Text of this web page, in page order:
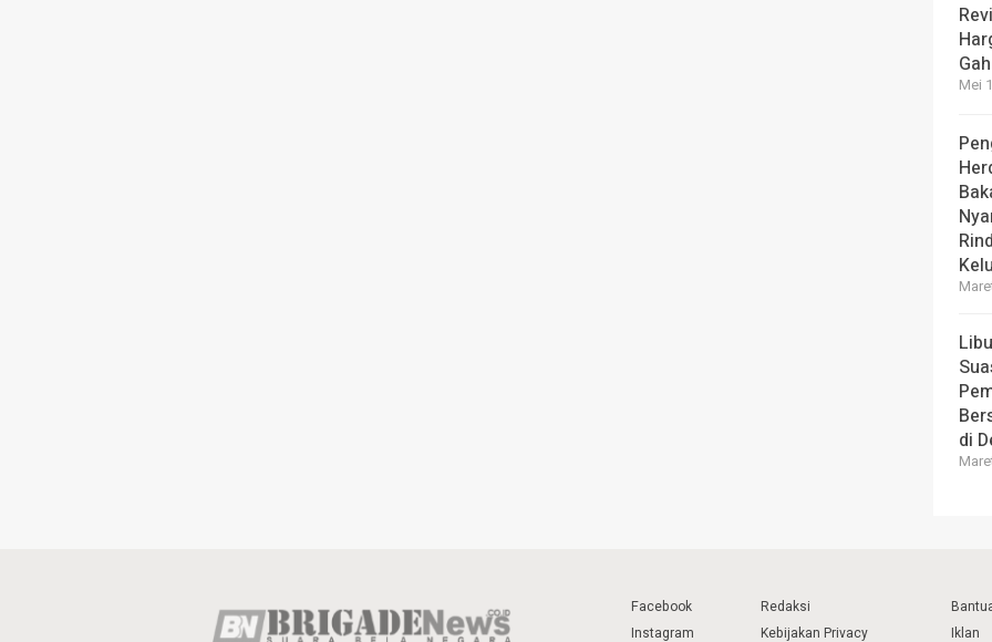
Mei
di
Facebook
Instagram
Redaksi
Kebijakan Privacy
Iklan